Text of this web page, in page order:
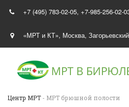
+7 (495) 783-02-05, +7-985-256-02-
«МРТ и КТ», Москва,
МРТ В
Центр МРТ - МРТ брюшной полости